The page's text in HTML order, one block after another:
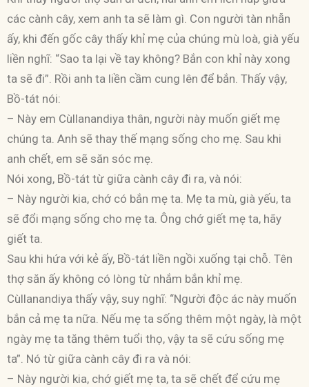
các cành cây, xem anh ta sẽ làm gì. Con người tàn nhẫn
ấy, khi đến gốc cây thấy khỉ mẹ của chúng mù loà, già yếu
liền nghĩ: “Sao ta lại về tay không? Bắn con khỉ này xong
ta sẽ đi”. Rồi anh ta liền cầm cung lên để bắn. Thấy vậy,
Bồ-tát nói:
– Này em Cùllanandiya thân, người này muốn giết mẹ
chúng ta. Anh sẽ thay thế mạng sống cho mẹ. Sau khi
anh chết, em sẽ săn sóc mẹ.
Nói xong, Bồ-tát từ giữa cành cây đi ra, và nói:
– Này người kia, chớ có bắn mẹ ta. Mẹ ta mù, già yếu, ta
sẽ đổi mạng sống cho mẹ ta. Ông chớ giết mẹ ta, hãy
giết ta.
Sau khi hứa với kẻ ấy, Bồ-tát liền ngồi xuống tại chỗ. Tên
thợ săn ấy không có lòng từ nhắm bắn khỉ mẹ.
Cùllanandiya thấy vậy, suy nghĩ: “Người độc ác này muốn
bắn cả mẹ ta nữa. Nếu mẹ ta sống thêm một ngày, là một
ngày mẹ ta tăng thêm tuổi thọ, vậy ta sẽ cứu sống mẹ
ta”. Nó từ giữa cành cây đi ra và nói:
– Này người kia, chớ giết mẹ ta, ta sẽ chết để cứu mẹ